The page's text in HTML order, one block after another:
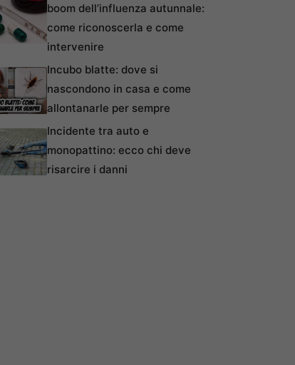
boom dell’influenza autunnale:
come riconoscerla e come
intervenire
Incubo blatte: dove si
nascondono in casa e come
allontanarle per sempre
Incidente tra auto e
monopattino: ecco chi deve
risarcire i danni